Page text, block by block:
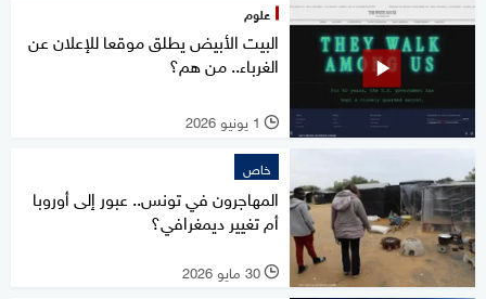
علوم
البيت الأبيض يطلق موقعا للإعلان عن
الغرباء.. من هم؟
l 1 يونيو 2026
خاص
المهاجرون في تونس.. عبور إلى أوروبا
أم تغيير ديمغرافي؟
l 30 مايو 2026